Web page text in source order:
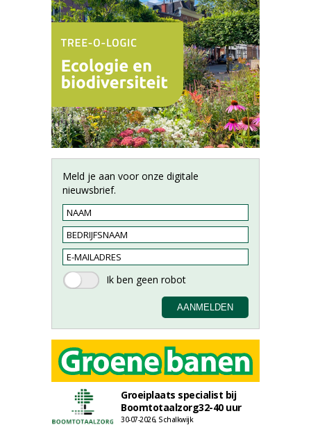
Meld je aan voor onze digitale
nieuwsbrief.
Groeiplaats specialist bij
Boomtotaalzorg32-40 uur
30-07-2026, Schalkwijk